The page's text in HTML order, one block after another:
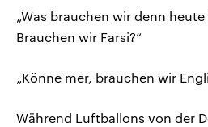
„Was brauchen wir denn
Brauchen wir Farsi?“
„Könne mer, brauchen wir
Während Luftballons von der